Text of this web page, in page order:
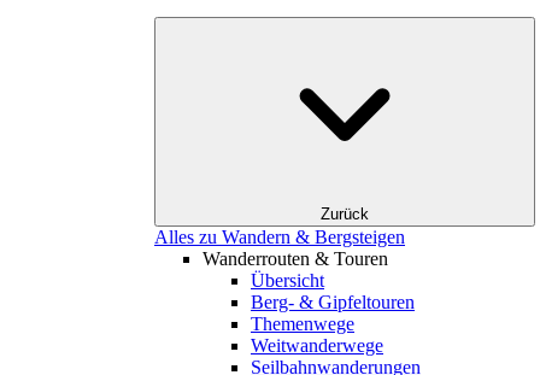
Zurück
Alles zu Wandern & Bergsteigen
Wanderrouten & Touren
Übersicht
Berg- & Gipfeltouren
Themenwege
Weitwanderwege
Seilbahnwanderungen